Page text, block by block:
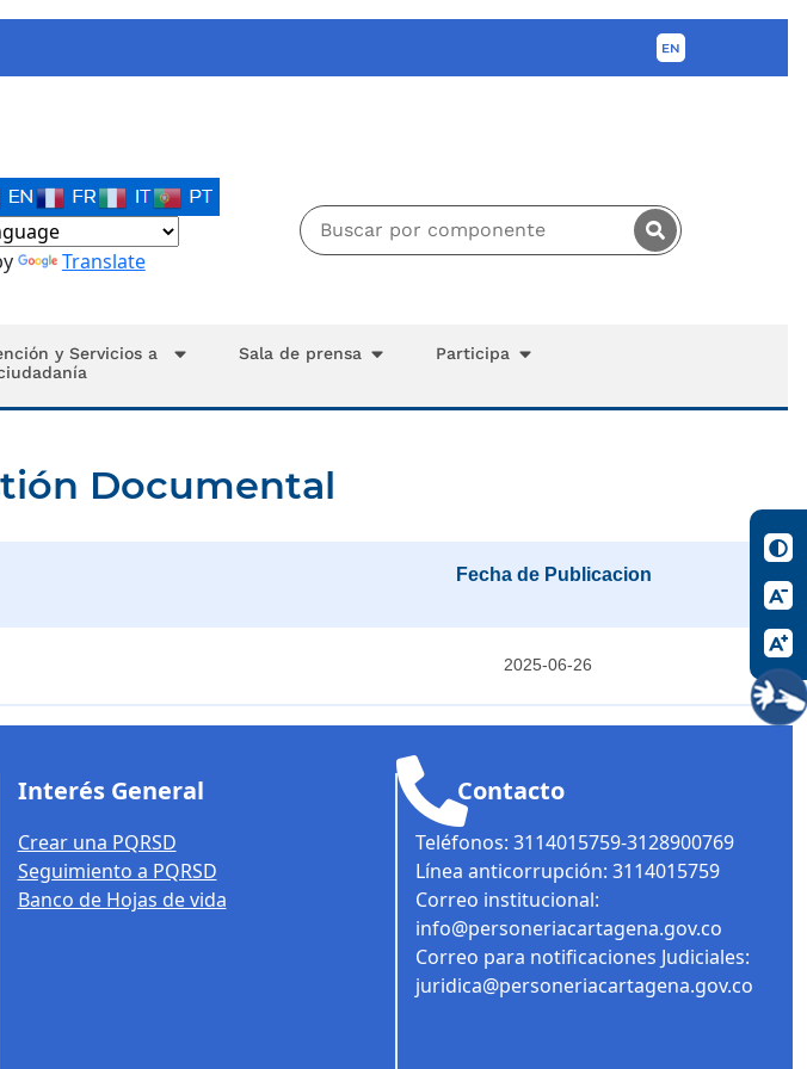
Translate
y Servicios a
Sala de prensa Participa
Documental
Fecha de Publicacion
2025-06-26
Interés General
Crear una PQRSD
Seguimiento a PQRSD
Banco de Hojas de vida
Contacto
Teléfonos: 3114015759-3128900769
Línea anticorrupción: 3114015759
Correo institucional:
info@personeriacartagena.gov.co
Correo para notificaciones Judiciales:
juridica@personeriacartagena.gov.co